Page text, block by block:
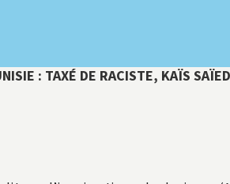
: TAXÉ DE RACISTE, KAÏS